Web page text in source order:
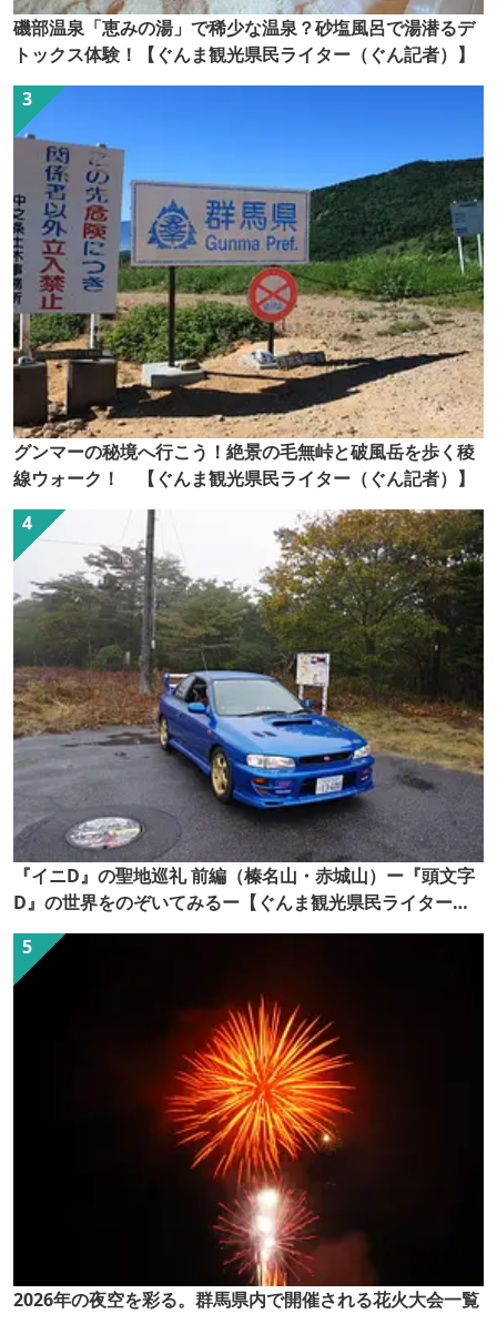
磯部温泉「恵みの湯」で稀少な温泉？砂塩風呂で湯潜るデ
トックス体験！【ぐんま観光県民ライター（ぐん記者）】
グンマーの秘境へ行こう！絶景の毛無峠と破風岳を歩く稜
線ウォーク！ 【ぐんま観光県民ライター（ぐん記者）】
『イニD』の聖地巡礼 前編（榛名山・赤城山）ー『頭文字
D』の世界をのぞいてみるー【ぐんま観光県民ライター
（ぐん記者）】
2026年の夜空を彩る。群馬県内で開催される花火大会一覧